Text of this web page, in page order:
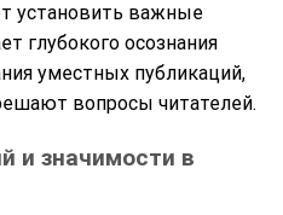
установить важные
глубокого осознания
уместных публикаций,
вопросы читателей.
и значимости в